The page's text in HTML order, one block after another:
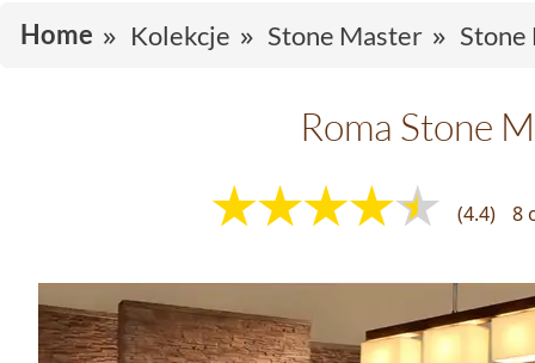
Home Kolekcje Stone Master Stone
Roma Stone
(4.4) 8